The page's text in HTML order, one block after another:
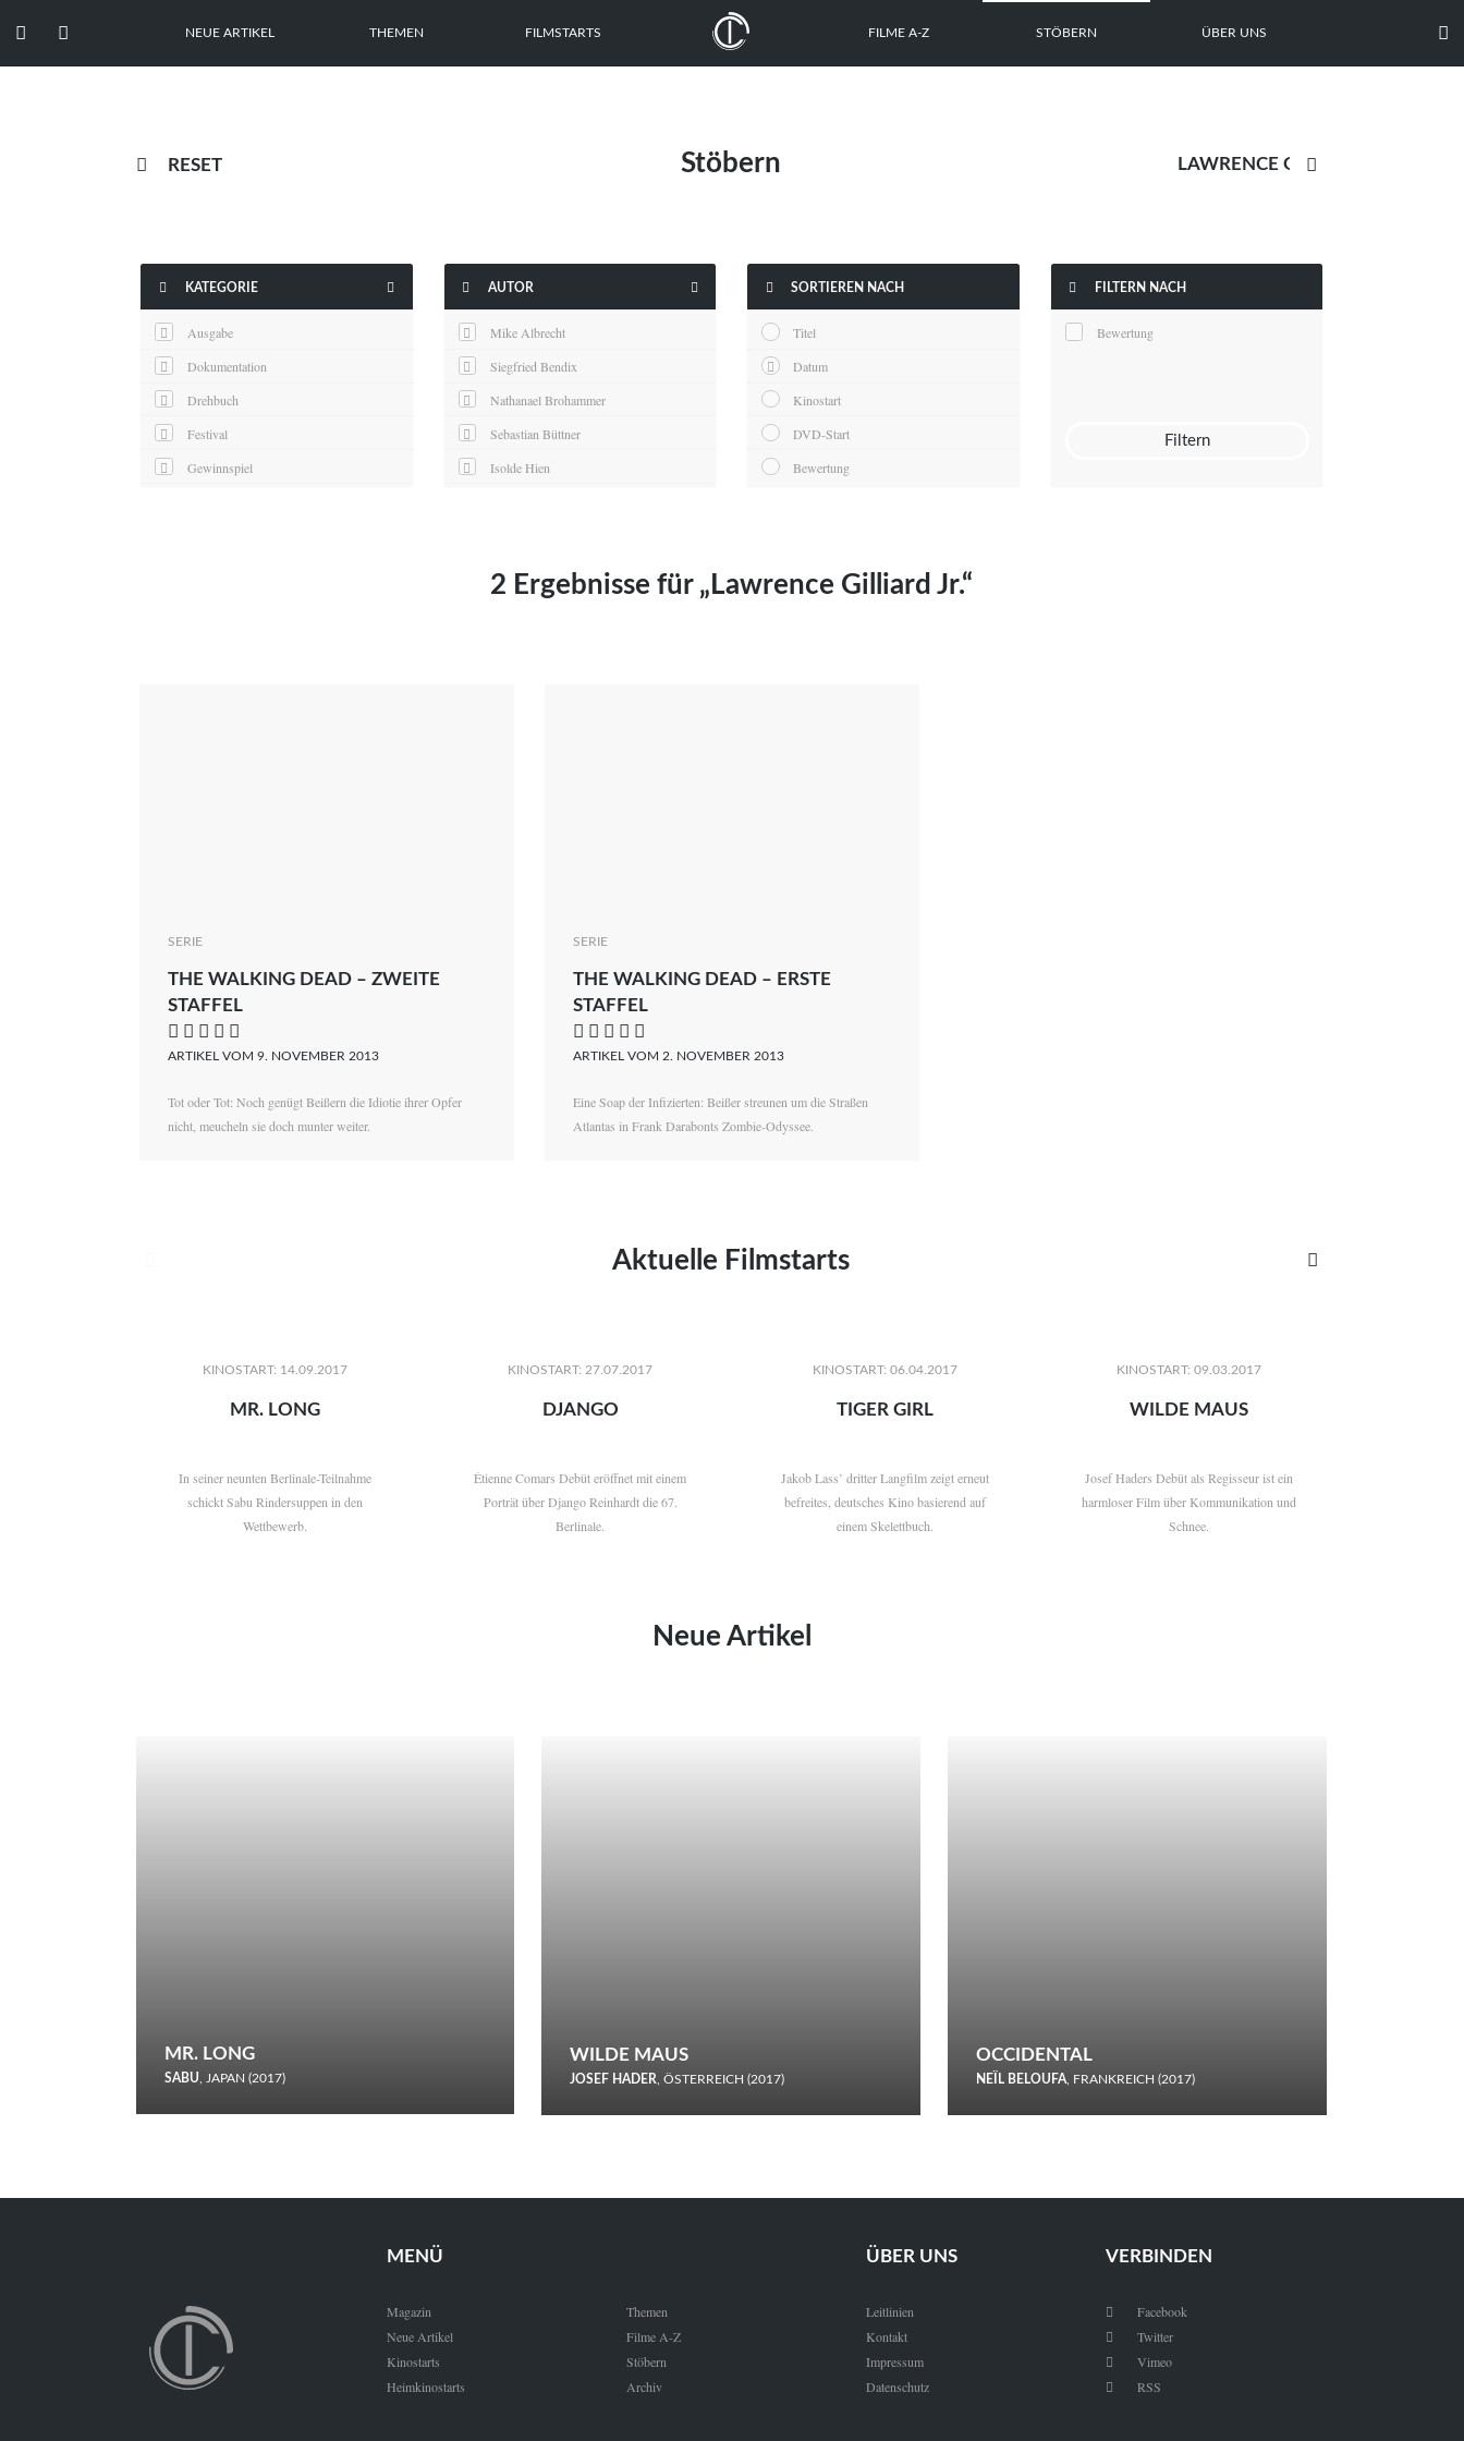
  NEUE ARTIKEL THEMEN FILMSTARTS FILME A-Z STÖBERN ÜBER UNS 
 RESET Stöbern 
 KATEGORIE 
Ausgabe
Dokumentation
Drehbuch
Festival
Gewinnspiel
 AUTOR 
Mike Albrecht
Siegfried Bendix
Nathanael Brohammer
Sebastian Büttner
Isolde Hien
Kilian Kleinbauer
Maximilian Kosing
Magdalena Zalewski
 SORTIEREN NACH
Titel
Datum
Kinostart
DVD-Start
Bewertung
 FILTERN NACH
Bewertung
Filtern
2 Ergebnisse für „Lawrence Gilliard Jr.“
SERIE
THE WALKING DEAD – ZWEITE
STAFFEL
    
ARTIKEL VOM 9. NOVEMBER 2013
Tot oder Tot: Noch genügt Beißern die Idiotie ihrer Opfer
nicht, meucheln sie doch munter weiter.
SERIE
THE WALKING DEAD – ERSTE
STAFFEL
    
ARTIKEL VOM 2. NOVEMBER 2013
Eine Soap der Infizierten: Beißer streunen um die Straßen
Atlantas in Frank Darabonts Zombie-Odyssee.
Aktuelle Filmstarts 
KINOSTART: 14.09.2017
MR. LONG
In seiner neunten Berlinale-Teilnahme
schickt Sabu Rindersuppen in den
Wettbewerb.
KINOSTART: 27.07.2017
DJANGO
Étienne Comars Debüt eröffnet mit einem
Porträt über Django Reinhardt die 67.
Berlinale.
KINOSTART: 06.04.2017
TIGER GIRL
Jakob Lass’ dritter Langfilm zeigt erneut
befreites, deutsches Kino basierend auf
einem Skelettbuch.
KINOSTART: 09.03.2017
WILDE MAUS
Josef Haders Debüt als Regisseur ist ein
harmloser Film über Kommunikation und
Schnee.
Neue Artikel
MR. LONG
SABU, JAPAN (2017)
den Wettbewerb.
WILDE MAUS
JOSEF HADER, ÖSTERREICH (2017)
Schnee.
OCCIDENTAL
NEÏL BELOUFA, FRANKREICH (2017)
MENÜ
Magazin
Neue Artikel
Kinostarts
Heimkinostarts
Themen
Filme A-Z
Stöbern
Archiv
ÜBER UNS
Leitlinien
Kontakt
Impressum
Datenschutz
VERBINDEN
 Facebook
 Twitter
 Vimeo
 RSS